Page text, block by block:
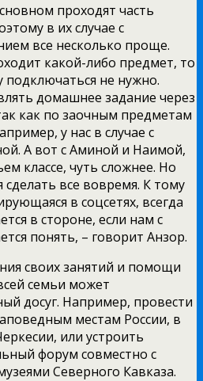
проходят часть
в их случае с
все несколько проще.
какой-либо предмет, то
не нужно.
домашнее задание через
как по заочным предметам
у нас в случае с
А вот с Аминой и Наимой,
классе, чуть сложнее. Но
сделать все вовремя. К тому
в соцсетях, всегда
в стороне, если нам с
понять, – говорит Анзор.
своих занятий и помощи
семьи может
досуг. Например, провести
местам России, в
или устроить
форум совместно с
Северного Кавказа.